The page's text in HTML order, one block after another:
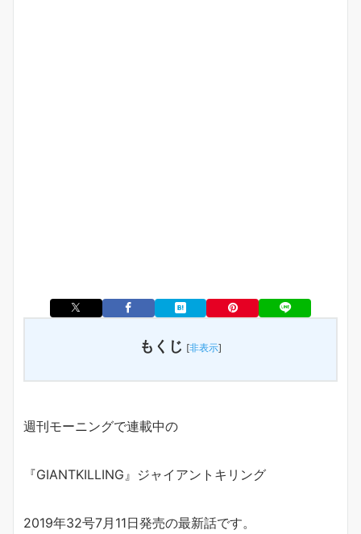
もくじ [非表示]
週刊モーニングで連載中の
『GIANTKILLING』ジャイアントキリング
2019年32号7月11日発売の最新話です。